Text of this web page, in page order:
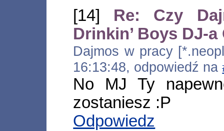
[14] Re: Czy
Drinkin’ Boys DJ-a
Dajmos w pracy
16:13:48, odpowiedź na
No MJ Ty
zostaniesz :P
Odpowiedz